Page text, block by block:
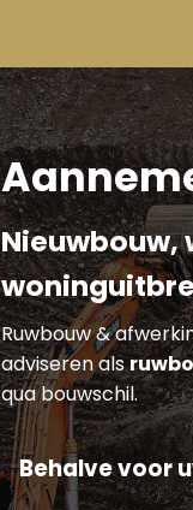
Ruwbouw &
adviseren als
qua bouwschil.
Behalve voor